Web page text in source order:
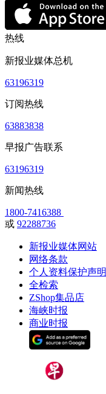
热线
新报业媒体总机
63196319
订阅热线
63883838
早报广告联系
63196319
新闻热线
1800-7416388
或 92288736
新报业媒体网站
网络条款
个人资料保护声明
全检索
ZShop集品店
海峡时报
商业时报